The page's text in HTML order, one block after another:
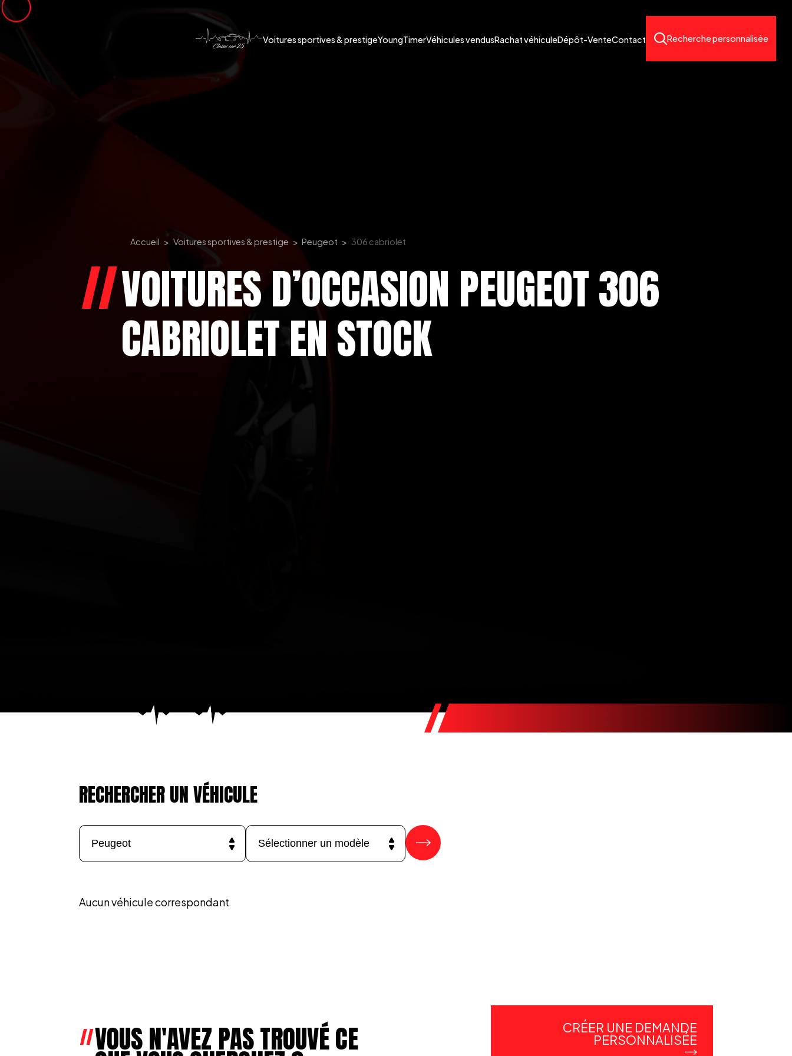
Voitures sportives & prestigeYoungTimerVéhicules vendusRachat véhiculeDépôt-VenteContact Recherche personnalisée
Accueil Voitures sportives & prestige Peugeot 306 cabriolet
VOITURES D’OCCASION PEUGEOT 306
CABRIOLET EN STOCK
RECHERCHER UN VÉHICULE
Aucun véhicule correspondant
VOUS N'AVEZ PAS TROUVÉ CE CRÉER UNE DEMANDE
PERSONNALISÉE
Panneau de gestion des cookies